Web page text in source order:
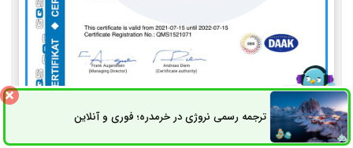
ترجمه رسمی نروژی در خرمدره؛ فوری و آنلاینثبت سفارش راه های ارتباطی